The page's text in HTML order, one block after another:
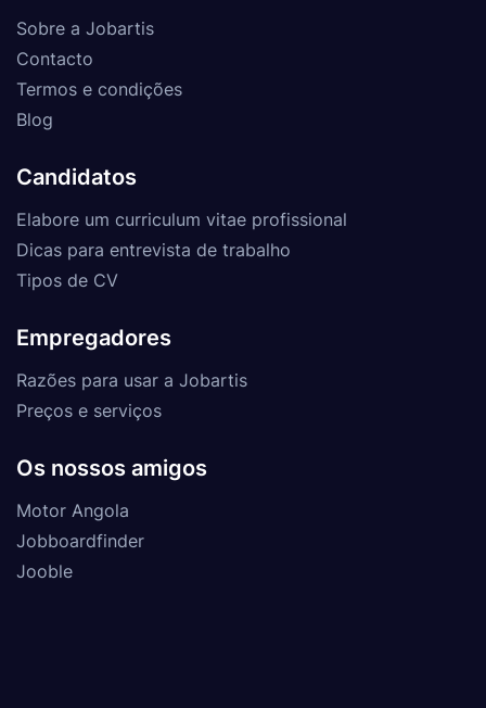
Sobre a Jobartis
Contacto
Termos e condições
Blog
Candidatos
Elabore um curriculum vitae profissional
Dicas para entrevista de trabalho
Tipos de CV
Empregadores
Razões para usar a Jobartis
Preços e serviços
Os nossos amigos
Motor Angola
Jobboardfinder
Jooble